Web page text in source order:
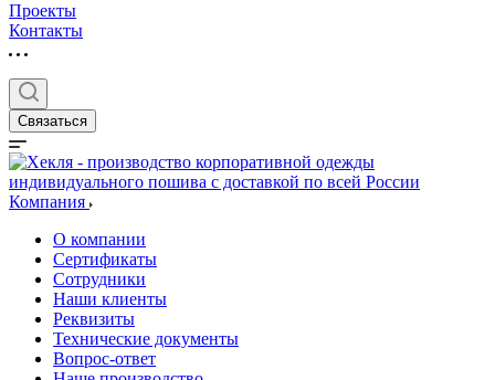
Проекты
Контакты
Связаться
Компания
О компании
Сертификаты
Сотрудники
Наши клиенты
Реквизиты
Технические документы
Вопрос-ответ